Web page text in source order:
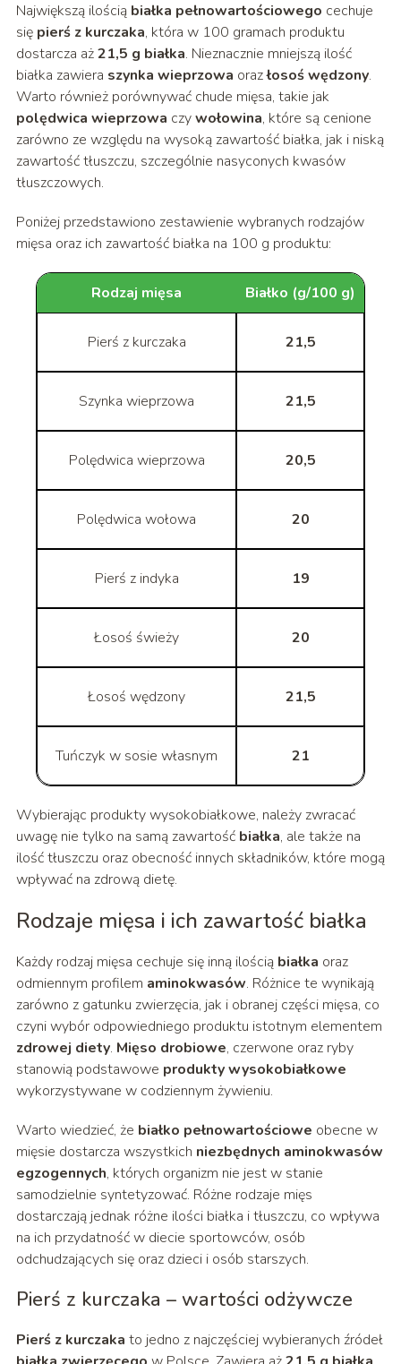
Największą ilością białka pełnowartościowego cechuje
się pierś z kurczaka, która w 100 gramach produktu
dostarcza aż21,5 g białka. Nieznacznie mniejszą ilość
białka zawiera szynka wieprzowa orazłosoś wędzony.
Warto również porównywać chude mięsa, takie jak
polędwica wieprzowa czywołowina, które są cenione
zarówno ze względu na wysoką zawartość białka, jak i niską
zawartość tłuszczu, szczególnie nasyconych kwasów
tłuszczowych.
Poniżej przedstawiono zestawienie wybranych rodzajów
mięsa oraz ich zawartość białka na 100 g produktu:
Rodzaj mięsa Białko (g/100 g)
Pierś z kurczaka 21,5
Szynka wieprzowa 21,5
Polędwica wieprzowa 20,5
Polędwica wołowa 20
Pierś z indyka 19
Łosoś świeży 20
Łosoś wędzony 21,5
Tuńczyk w sosie własnym 21
Wybierając produkty wysokobiałkowe, należy zwracać
uwagę nie tylko na samą zawartość białka, ale także na
ilość tłuszczu oraz obecność innych składników, które mogą
wpływać na zdrową dietę.
Rodzaje mięsa i ich zawartość białka
Każdy rodzaj mięsa cechuje się inną ilością białka oraz
odmiennym profilem aminokwasów. Różnice te wynikają
zarówno z gatunku zwierzęcia, jak i obranej części mięsa, co
czyni wybór odpowiedniego produktu istotnym elementem
zdrowej diety. Mięso drobiowe, czerwone oraz ryby
stanowią podstawowe produkty wysokobiałkowe
wykorzystywane w codziennym żywieniu.
Warto wiedzieć, że białko pełnowartościowe obecne w
mięsie dostarcza wszystkich niezbędnych aminokwasów
egzogennych, których organizm nie jest w stanie
samodzielnie syntetyzować. Różne rodzaje mięs
dostarczają jednak różne ilości białka i tłuszczu, co wpływa
na ich przydatność w diecie sportowców, osób
odchudzających się oraz dzieci i osób starszych.
Pierś z kurczaka – wartości odżywcze
Pierś z kurczaka to jedno z najczęściej wybieranych źródeł